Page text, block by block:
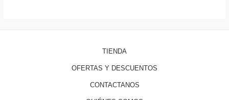
TIENDA
OFERTAS Y DESCUENTOS
CONTACTANOS